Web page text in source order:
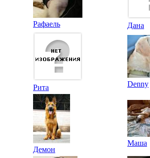
Рафаель Дана
Рита Denny
Демон
Маша